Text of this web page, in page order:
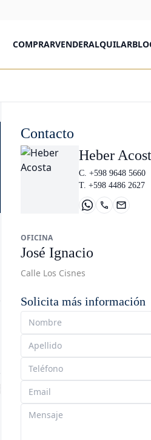
COMPRARVENDERALQUILAR
Contacto
Heber
C. +598 9648 5660
T. +598 4486 2627
OFICINA
José Ignacio
Calle Los Cisnes
Solicita más información